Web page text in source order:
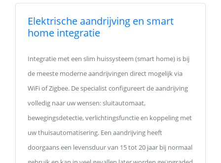
Elektrische aandrijving en smart
home integratie
Integratie met een slim huissysteem (smart home) is bij
de meeste moderne aandrijvingen direct mogelijk via
WiFi of Zigbee. De specialist configureert de aandrijving
volledig naar uw wensen: sluitautomaat,
bewegingsdetectie, verlichtingsfunctie en koppeling met
uw thuisautomatisering. Een aandrijving heeft
doorgaans een levensduur van 15 tot 20 jaar bij normaal